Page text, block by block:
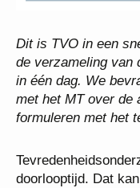
Dit is TVO in een
de verzameling van
in één dag. We
met het MT over de
formuleren met het
doorlooptijd. Dat